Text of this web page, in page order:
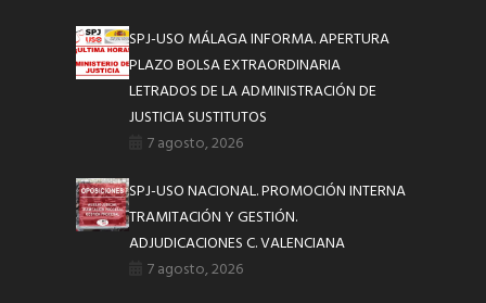
SPJ-USO MÁLAGA INFORMA. APERTURA
PLAZO BOLSA EXTRAORDINARIA
LETRADOS DE LA ADMINISTRACIÓN DE
JUSTICIA SUSTITUTOS
7 agosto, 2026
SPJ-USO NACIONAL. PROMOCIÓN INTERNA
TRAMITACIÓN Y GESTIÓN.
ADJUDICACIONES C. VALENCIANA
7 agosto, 2026